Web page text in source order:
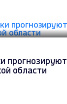
прогнозируют
области